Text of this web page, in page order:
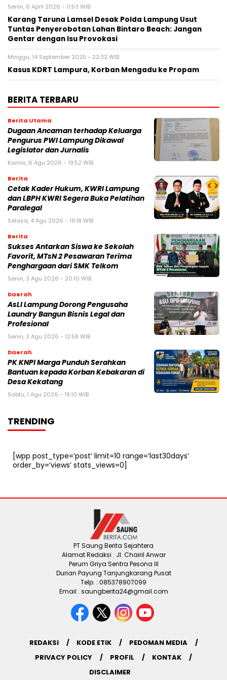
Senin, 6 April 2026 - 11:53 WIB
Karang Taruna Lamsel Desak Polda Lampung Usut
Tuntas Penyerobotan Lahan Bintaro Beach: Jangan
Gentar dengan Isu Provokasi
Minggu, 14 September 2025 - 22:32 WIB
Kasus KDRT Lampura, Korban Mengadu ke Propam
BERITA TERBARU
Berita Utama
Dugaan Ancaman terhadap Keluarga
Pengurus PWI Lampung Dikawal
Legislator dan Jurnalis
Kamis, 6 Agu 2026 - 19:52 WIB
Berita
Cetak Kader Hukum, KWRI Lampung
dan LBPH KWRI Segera Buka Pelatihan
Paralegal
Selasa, 4 Agu 2026 - 19:18 WIB
Berita
Sukses Antarkan Siswa ke Sekolah
Favorit, MTsN 2 Pesawaran Terima
Penghargaan dari SMK Telkom
Senin, 3 Agu 2026 - 20:10 WIB
Daerah
AsLI Lampung Dorong Pengusaha
Laundry Bangun Bisnis Legal dan
Profesional
Senin, 3 Agu 2026 - 12:58 WIB
Daerah
PK KNPI Marga Punduh Serahkan
Bantuan kepada Korban Kebakaran di
Desa Kekatang
Sabtu, 1 Agu 2026 - 19:10 WIB
TRENDING
[wpp post_type=’post’ limit=10 range=’last30days’
order_by=’views’ stats_views=0]
PT Saung Berita Sejahtera
Alamat Redaksi : Jl. Chairil Anwar
Perum Griya Sentra Pesona III
Durian Payung Tanjungkarang Pusat
Telp. : 085378907099
Email : saungberita24@gmail.com
REDAKSI KODE ETIK
PEDOMAN MEDIA
PRIVACY POLICY
PROFIL
KONTAK
DISCLAIMER